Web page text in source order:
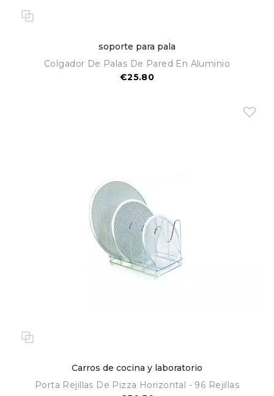
soporte para pala
Colgador De Palas De Pared En Aluminio
€25.80
Carros de cocina y laboratorio
Porta Rejillas De Pizza Horizontal - 96 Rejillas